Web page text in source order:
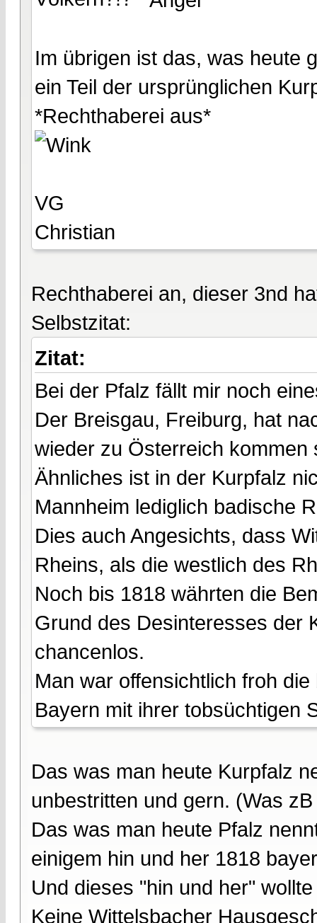
Im übrigen ist das, was heute
ein Teil der ursprünglichen
*Rechthaberei aus*
VG
Christian
Rechthaberei an, dieser 3nd
Selbstzitat:
Zitat:
Bei der Pfalz fällt mir noch
Der Breisgau, Freiburg, hat
wieder zu Österreich kommen
Ähnliches ist in der Kurpfalz
Mannheim lediglich badische
Dies auch Angesichts, dass
Rheins, als die westlich des
Noch bis 1818 währten die
Grund des Desinteresses der
chancenlos.
Man war offensichtlich froh
Bayern mit ihrer tobsüchtigen
Das was man heute Kurpfalz
unbestritten und gern. (Was
Das was man heute Pfalz
einigem hin und her 1818
Und dieses "hin und her"
Keine Wittelsbacher